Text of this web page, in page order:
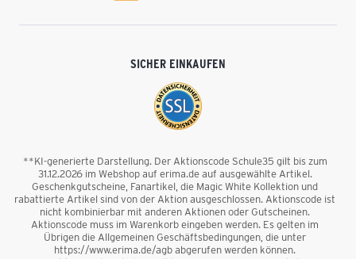
SICHER EINKAUFEN
**KI-generierte Darstellung. Der Aktionscode Schule35 gilt bis zum
31.12.2026 im Webshop auf erima.de auf ausgewählte Artikel.
Geschenkgutscheine, Fanartikel, die Magic White Kollektion und
rabattierte Artikel sind von der Aktion ausgeschlossen. Aktionscode ist
nicht kombinierbar mit anderen Aktionen oder Gutscheinen.
Aktionscode muss im Warenkorb eingeben werden. Es gelten im
Übrigen die Allgemeinen Geschäftsbedingungen, die unter
https://www.erima.de/agb abgerufen werden können.